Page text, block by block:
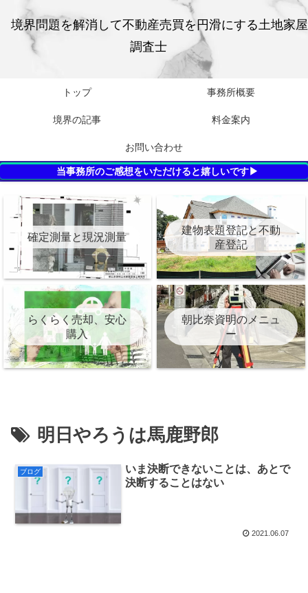
境界問題を解消して不動産売買を円滑にする土地家屋
調査士
トップ 事務所概要
境界の記事 料金案内
お問い合わせ
当事務所のご感想をいただけると嬉しいです▶
確定測量と現況測量
建物表題登記と不動
産登記
らくらく売却、安心
購入
朝比奈資明のメニュ
ー
明日やろうは馬鹿野郎
ブログ
いま決断できないことは、あとで
決断することはない
2021.06.07